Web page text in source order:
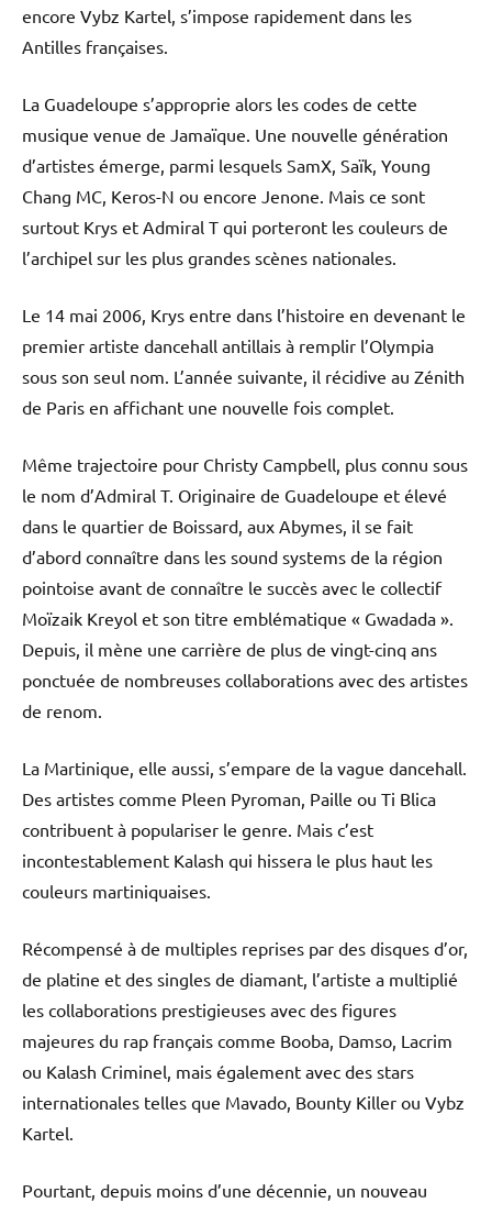
encore Vybz Kartel, s’impose rapidement dans les
Antilles françaises.
La Guadeloupe s’approprie alors les codes de cette
musique venue de Jamaïque. Une nouvelle génération
d’artistes émerge, parmi lesquels SamX, Saïk, Young
Chang MC, Keros-N ou encore Jenone. Mais ce sont
surtout Krys et Admiral T qui porteront les couleurs de
l’archipel sur les plus grandes scènes nationales.
Le 14 mai 2006, Krys entre dans l’histoire en devenant le
premier artiste dancehall antillais à remplir l’Olympia
sous son seul nom. L’année suivante, il récidive au Zénith
de Paris en affichant une nouvelle fois complet.
Même trajectoire pour Christy Campbell, plus connu sous
le nom d’Admiral T. Originaire de Guadeloupe et élevé
dans le quartier de Boissard, aux Abymes, il se fait
d’abord connaître dans les sound systems de la région
pointoise avant de connaître le succès avec le collectif
Moïzaik Kreyol et son titre emblématique « Gwadada ».
Depuis, il mène une carrière de plus de vingt-cinq ans
ponctuée de nombreuses collaborations avec des artistes
de renom.
La Martinique, elle aussi, s’empare de la vague dancehall.
Des artistes comme Pleen Pyroman, Paille ou Ti Blica
contribuent à populariser le genre. Mais c’est
incontestablement Kalash qui hissera le plus haut les
couleurs martiniquaises.
Récompensé à de multiples reprises par des disques d’or,
de platine et des singles de diamant, l’artiste a multiplié
les collaborations prestigieuses avec des figures
majeures du rap français comme Booba, Damso, Lacrim
ou Kalash Criminel, mais également avec des stars
internationales telles que Mavado, Bounty Killer ou Vybz
Kartel.
Pourtant, depuis moins d’une décennie, un nouveau